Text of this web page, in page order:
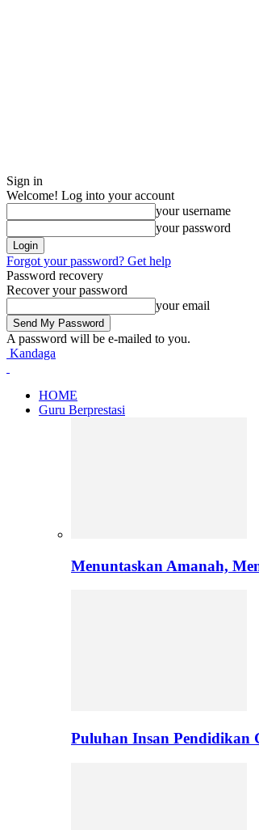
Sign in
Welcome! Log into your account
your username
your password
Forgot your password? Get help
Password recovery
Recover your password
your email
A password will be e-mailed to you.
Kandaga
HOME
Guru Berprestasi
Menuntaskan Amanah,
Puluhan Insan Pendidikan